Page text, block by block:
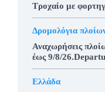
Τροχαίο με
Δρομολόγια
Αναχωρήσεις
έως 9/8/
Ελλάδα